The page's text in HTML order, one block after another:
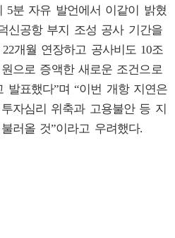
5분 자유 발언에서 이같이 밝혔
신공항 부지 조성 공사 기간을
개월 연장하고 공사비도 10조
으로 증액한 새로운 조건으로
발표했다”며 “이번 개항 지연은
자심리 위축과 고용불안 등 지
러올 것”이라고 우려했다.